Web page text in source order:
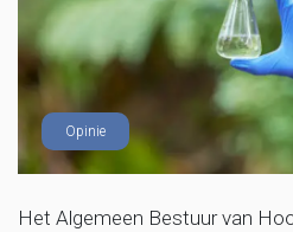
Opinie
Het Algemeen Bestuur van